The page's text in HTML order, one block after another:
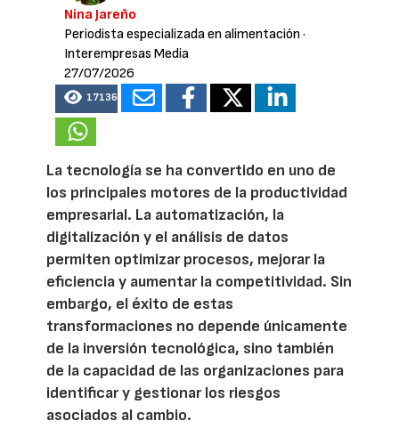
Nina Jareño
Periodista especializada en alimentación ·
Interempresas Media
27/07/2026
17136
La tecnología se ha convertido en uno de
los principales motores de la productividad
empresarial. La automatización, la
digitalización y el análisis de datos
permiten optimizar procesos, mejorar la
eficiencia y aumentar la competitividad. Sin
embargo, el éxito de estas
transformaciones no depende únicamente
de la inversión tecnológica, sino también
de la capacidad de las organizaciones para
identificar y gestionar los riesgos
asociados al cambio.